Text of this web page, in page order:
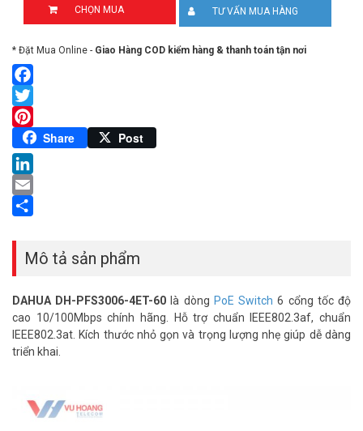
CHỌN MUA TƯ VẤN MUA HÀNG
* Đặt Mua Online - Giao Hàng COD kiểm hàng & thanh toán tận nơi
Facebook
Twitter
Pinterest
Share Post
LinkedIn
Email
Mô tả sản phẩm
DAHUA DH-PFS3006-4ET-60 là dòng PoE Switch 6 cổng tốc độ
cao 10/100Mbps chính hãng. Hỗ trợ chuẩn IEEE802.3af, chuẩn
IEEE802.3at. Kích thước nhỏ gọn và trọng lượng nhẹ giúp dễ dàng
triển khai.